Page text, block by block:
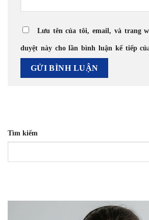
Lưu tên của tôi, email, và trang
duyệt này cho lần bình luận kế tiếp
Tìm kiếm